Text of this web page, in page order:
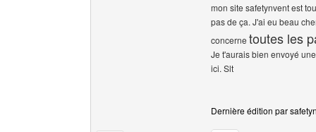
mon site safetynvent est
pas de ça. J'ai eu beau
concerne toutes les
Je t'aurais bien envoyé
ici. Slt
Dernière édition par